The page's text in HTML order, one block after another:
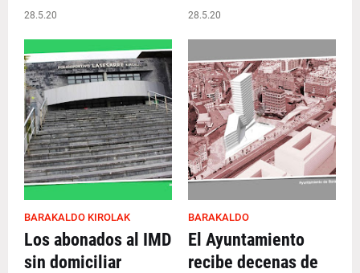
28.5.20 28.5.20
BARAKALDO KIROLAK
Los abonados al IMD
sin domiciliar
BARAKALDO
El Ayuntamiento
recibe decenas de